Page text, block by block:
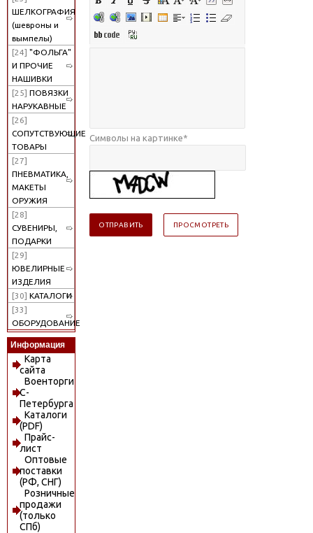
ШЕЛКОГРАФИЯ
(шевроны и
вымпелы)
[24] "ФОЛЬГА"
И ПРОЧИЕ
НАШИВКИ
[25] ПОВЯЗКИ
НАРУКАВНЫЕ
[26]
СОПУТСТВУЮЩИЕ
ТОВАРЫ
[27]
ПНЕВМАТИКА,
МАКЕТЫ
ОРУЖИЯ
[28]
СУВЕНИРЫ,
ПОДАРКИ
[29]
ЮВЕЛИРНЫЕ
ИЗДЕЛИЯ
[30] КАТАЛОГИ
[33]
ОБОРУДОВАНИЕ
Информация
Карта
сайта
Военторги
С-
Петербурга
Каталоги
(PDF)
Прайс-
лист
Оптовые
поставки
(РФ, СНГ)
Розничные
продажи
(только
СПб)
Символы на картинке*